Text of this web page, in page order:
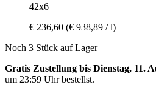
42x6
€ 236,60 (€ 938,89 / l)
Noch 3 Stück auf Lager
Gratis Zustellung bis Dienstag, 11.
um 23:59 Uhrbestellst.